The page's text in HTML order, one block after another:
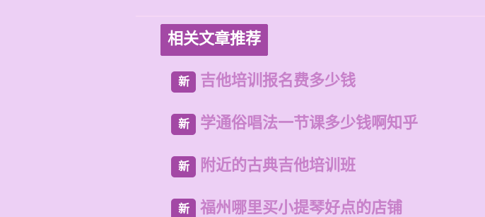
相关文章推荐
新 吉他培训报名费多少钱
新 学通俗唱法一节课多少钱啊知乎
新 附近的古典吉他培训班
新 福州哪里买小提琴好点的店铺